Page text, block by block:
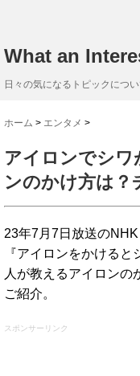
What an
日々の気になるトピックにつ
ホーム > エンタメ >
アイロンでシワ
ンのかけ方は？
23年7月7日放送の
『アイロンをかける
人が教えるアイロンの
ご紹介。
スポンサーリンク